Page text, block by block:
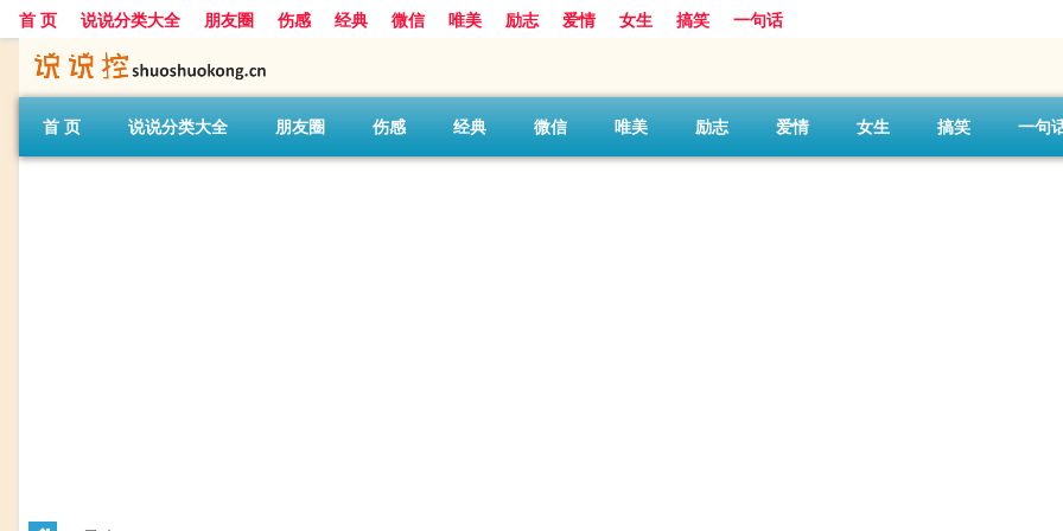
首 页 说说分类大全 朋友圈 伤感 经典 微信 唯美 励志 爱情 女生 搞笑 一句话
首 页 说说分类大全 朋友圈 伤感 经典 微信 唯美 励志 爱情 女生 搞笑 一句